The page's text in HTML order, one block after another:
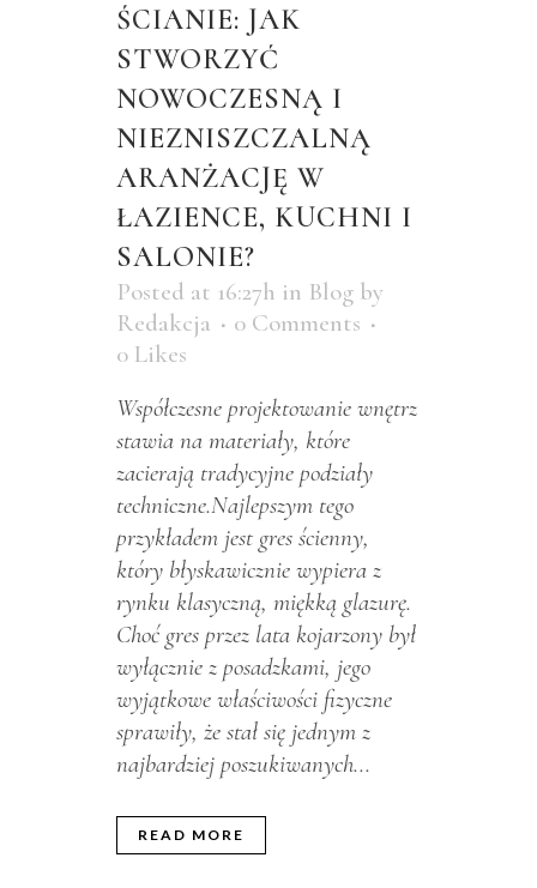
ŚCIANIE: JAK
STWORZYĆ
NOWOCZESNĄ I
NIEZNISZCZALNĄ
ARANŻACJĘ W
ŁAZIENCE, KUCHNI I
SALONIE?
Posted at 16:27h in Blog by
Redakcja
0 Comments
0 Likes
Współczesne projektowanie wnętrz
stawia na materiały, które
zacierają tradycyjne podziały
techniczne.Najlepszym tego
przykładem jest gres ścienny,
który błyskawicznie wypiera z
rynku klasyczną, miękką glazurę.
Choć gres przez lata kojarzony był
wyłącznie z posadzkami, jego
wyjątkowe właściwości fizyczne
sprawiły, że stał się jednym z
najbardziej poszukiwanych...
READ MORE